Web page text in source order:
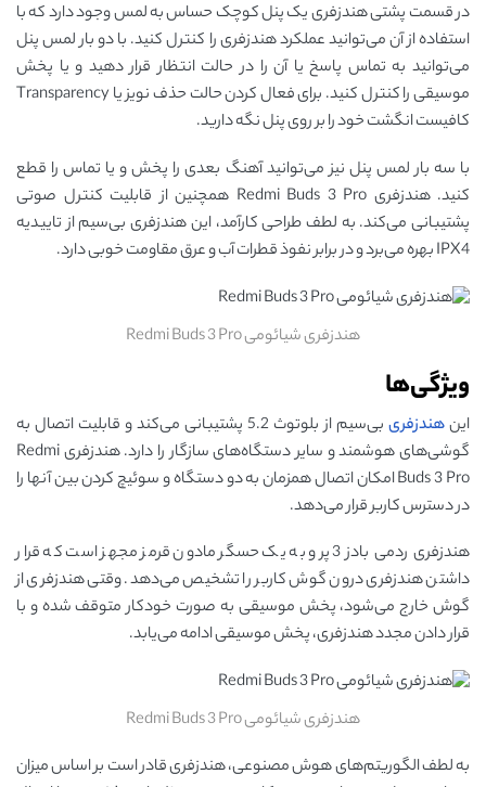
در قسمت پشتی هندزفری یک پنل کوچک حساس به لمس وجود دارد که با
استفاده از آن می‌توانید عملکرد هندزفری را کنترل کنید. با دو بار لمس پنل
می‌توانید به تماس پاسخ یا آن را در حالت انتظار قرار دهید و یا پخش
موسیقی را کنترل کنید. برای فعال کردن حالت حذف نویز یا Transparency
کافیست انگشت خود را بر روی پنل نگه دارید.
با سه بار لمس پنل نیز می‌توانید آهنگ بعدی را پخش و یا تماس را قطع
کنید. هندزفری Redmi Buds 3 Pro همچنین از قابلیت کنترل صوتی
پشتیبانی می‌کند. به لطف طراحی کارآمد، این هندزفری بی‌سیم از تاییدیه
IPX4 بهره می‌برد و در برابر نفوذ قطرات آب و عرق مقاومت خوبی دارد.
هندزفری شیائومی Redmi Buds 3 Pro
ویژگی‌ها
اینهندزفری
بی‌سیم از بلوتوث 5.2 پشتیبانی می‌کند و قابلیت اتصال به
گوشی‌های هوشمند و سایر دستگاه‌های سازگار را دارد. هندزفری Redmi
Buds 3 Pro امکان اتصال همزمان به دو دستگاه و سوئیچ کردن بین آنها را
در دسترس کاربر قرار می‌دهد.
هندزفری ردمی بادز 3 پرو به یک حسگر مادون قرمز مجهز است که قرار
داشتن هندزفری درون گوش کاربر را تشخیص می‌دهد. وقتی هندزفری از
گوش خارج می‌شود، پخش موسیقی به صورت خودکار متوقف شده و با
قرار دادن مجدد هندزفری، پخش موسیقی ادامه می‌یابد.
هندزفری شیائومی Redmi Buds 3 Pro
به لطف الگوریتم‌های هوش مصنوعی، هندزفری قادر است بر اساس میزان